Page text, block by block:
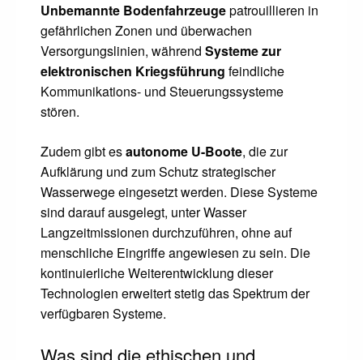
Unbemannte Bodenfahrzeugepatrouillieren in
gefährlichen Zonen und überwachen
Versorgungslinien, während Systeme zur
elektronischen Kriegsführung feindliche
Kommunikations- und Steuerungssysteme
stören.
Zudem gibt esautonome U-Boote, die zur
Aufklärung und zum Schutz strategischer
Wasserwege eingesetzt werden. Diese Systeme
sind darauf ausgelegt, unter Wasser
Langzeitmissionen durchzuführen, ohne auf
menschliche Eingriffe angewiesen zu sein. Die
kontinuierliche Weiterentwicklung dieser
Technologien erweitert stetig das Spektrum der
verfügbaren Systeme.
Was sind die ethischen und